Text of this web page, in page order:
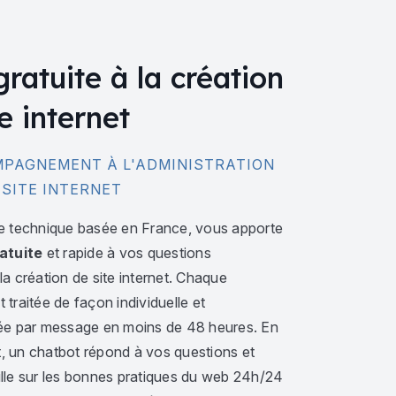
à la création
internet
À L'ADMINISTRATION
INTERNET
technique basée en France, vous apporte
et rapide à vos questions
création de site internet. Chaque
traitée de façon individuelle et
par message en moins de 48 heures. En
un chatbot répond à vos questions et
sur les bonnes pratiques du web 24h/24